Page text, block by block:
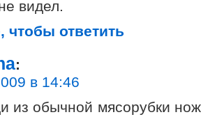
видел.
чтобы ответить
:
в 14:46
из обычной мясорубки